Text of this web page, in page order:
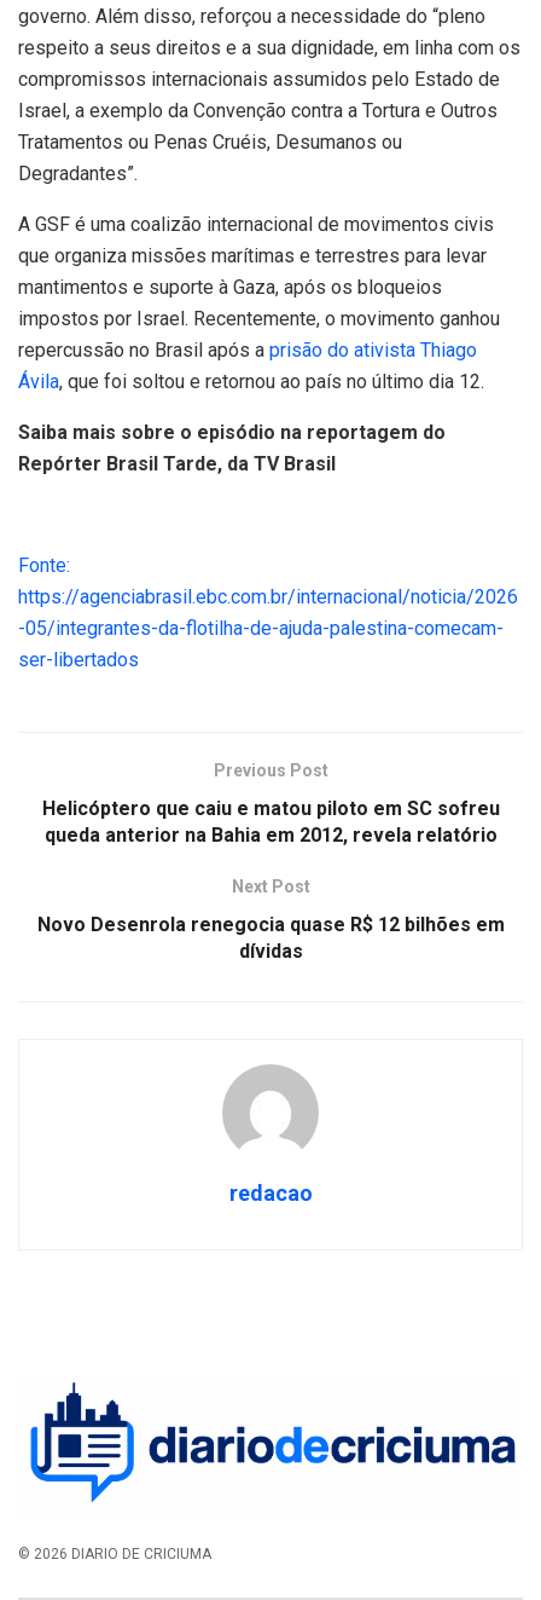
governo. Além disso, reforçou a necessidade do “pleno
respeito a seus direitos e a sua dignidade, em linha com os
compromissos internacionais assumidos pelo Estado de
Israel, a exemplo da Convenção contra a Tortura e Outros
Tratamentos ou Penas Cruéis, Desumanos ou
Degradantes”.
A GSF é uma coalizão internacional de movimentos civis
que organiza missões marítimas e terrestres para levar
mantimentos e suporte à Gaza, após os bloqueios
impostos por Israel. Recentemente, o movimento ganhou
repercussão no Brasil após a prisão do ativista Thiago
Ávila, que foi soltou e retornou ao país no último dia 12.
Saiba mais sobre o episódio na reportagem do
Repórter Brasil Tarde, da TV Brasil
Fonte:
https://agenciabrasil.ebc.com.br/internacional/noticia/2026
-05/integrantes-da-flotilha-de-ajuda-palestina-comecam-
ser-libertados
Previous Post
Helicóptero que caiu e matou piloto em SC sofreu
queda anterior na Bahia em 2012, revela relatório
Next Post
Novo Desenrola renegocia quase R$ 12 bilhões em
dívidas
redacao
© 2026 DIARIO DE CRICIUMA